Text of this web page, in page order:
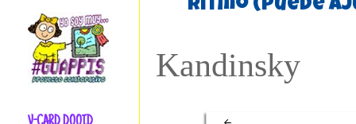
ritmo (puede
Kandinsky